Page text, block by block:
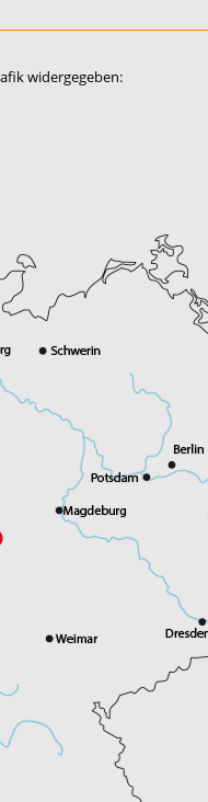
widergegeben: